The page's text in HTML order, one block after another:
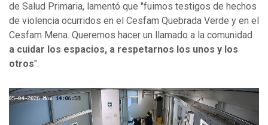
de Salud Primaria, lamentó que "fuimos testigos de hechos
de violencia ocurridos en el Cesfam Quebrada Verde y en el
Cesfam Mena. Queremos hacer un llamado a la comunidad
a cuidar los espacios, a respetarnos los unos y los
otros".